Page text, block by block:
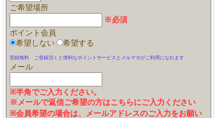
ご希望場所
※必須
ポイント会員
希望しない
希望する
登録無料 ご登録頂くと便利なポイントサービスとメルマガがご利用になれます
メール
※半角でご入力ください。
※メールで返信ご希望の方はこちらにご入力ください
※会員希望の場合は、メールアドレスのご入力をお願い